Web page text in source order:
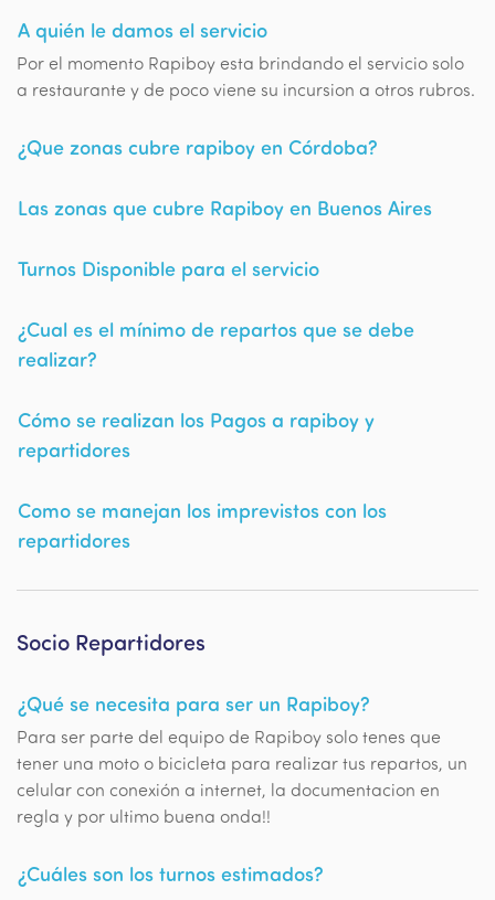
A quién le damos el servicio
Por el momento Rapiboy esta brindando el servicio solo
a restaurante y de poco viene su incursion a otros rubros.
¿Que zonas cubre rapiboy en Córdoba?
Las zonas que cubre Rapiboy en Buenos Aires
Turnos Disponible para el servicio
¿Cual es el mínimo de repartos que se debe
realizar?
Cómo se realizan los Pagos a rapiboy y
repartidores
Como se manejan los imprevistos con los
repartidores
Socio Repartidores
¿Qué se necesita para ser un Rapiboy?
Para ser parte del equipo de Rapiboy solo tenes que
tener una moto o bicicleta para realizar tus repartos, un
celular con conexión a internet, la documentacion en
regla y por ultimo buena onda!!
¿Cuáles son los turnos estimados?